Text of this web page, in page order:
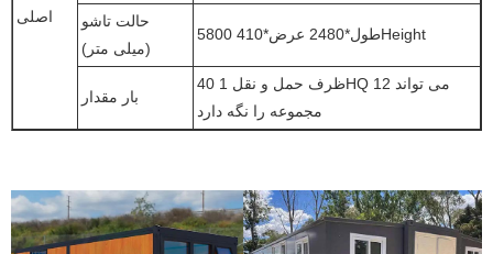
اصلی
حالت تاشو
(میلی متر)
5800 طول*2480 عرض*410Height
بار مقدار
ظرف حمل و نقل 1 40HQ می تواند 12
مجموعه را نگه دارد